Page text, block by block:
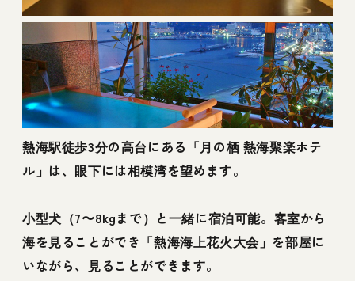
熱海駅徒歩3分の高台にある「月の栖 熱海聚楽ホテ
ル」は、眼下には相模湾を望めます。
小型犬（7〜8kgまで）と一緒に宿泊可能。客室から
海を見ることができ「熱海海上花火大会」を部屋に
いながら、見ることができます。